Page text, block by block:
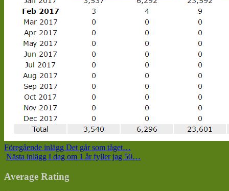
Föregående inlägg Det går som tåget…
Nästa inlägg I dag om 1 år fyller jag 50…
Average Rating